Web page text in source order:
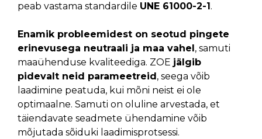
peab vastama standardile UNE 61000-2-1.
Enamik probleemidest on seotud pingete
erinevusega neutraali ja maa vahel, samuti
maaühenduse kvaliteediga. ZOE jälgib
pidevalt neid parameetreid, seega võib
laadimine peatuda, kui mõni neist ei ole
optimaalne. Samuti on oluline arvestada, et
täiendavate seadmete ühendamine võib
mõjutada sõiduki laadimisprotsessi.